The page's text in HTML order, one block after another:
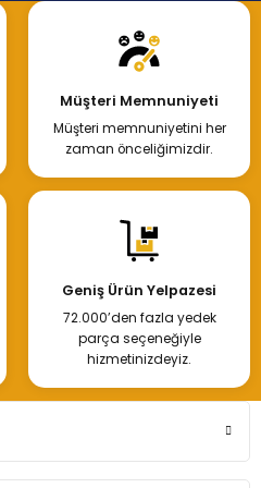
Müşteri Memnuniyeti
Müşteri memnuniyetini her
zaman önceliğimizdir.
Geniş Ürün Yelpazesi
72.000’den fazla yedek
parça seçeneğiyle
hizmetinizdeyiz.